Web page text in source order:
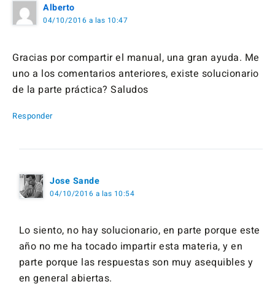
Alberto
04/10/2016 a las 10:47
Gracias por compartir el manual, una gran ayuda. Me
uno a los comentarios anteriores, existe solucionario
de la parte práctica? Saludos
Responder
Jose Sande
04/10/2016 a las 10:54
Lo siento, no hay solucionario, en parte porque este
año no me ha tocado impartir esta materia, y en
parte porque las respuestas son muy asequibles y
en general abiertas.